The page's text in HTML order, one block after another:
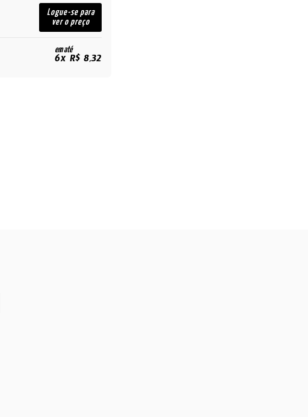
Logue-se para
ver o preço
em até
6x R$ 8,32